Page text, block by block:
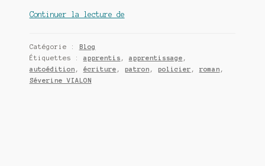
Continuer la lecture deQuand
polar
Catégorie :
Blog
Étiquettes : apprentis , apprentissage ,
autoédition , écriture , patron , policier , roman ,
Séverine VIALON